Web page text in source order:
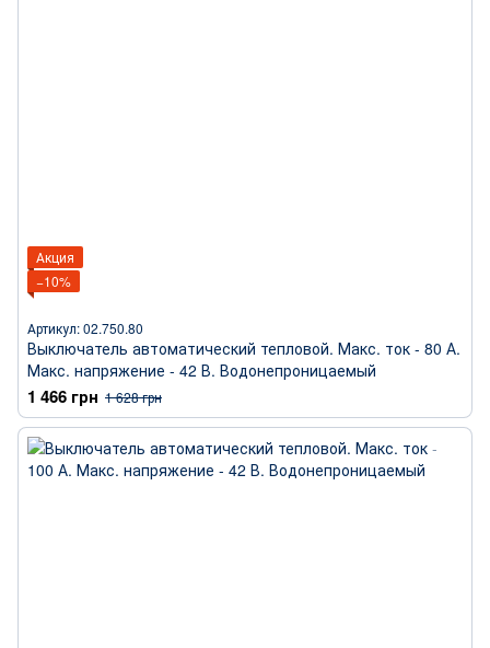
Акция
−10%
Артикул: 02.750.80
Выключатель автоматический тепловой. Макс. ток - 80 А.
Макс. напряжение - 42 В. Водонепроницаемый
1 466 грн 1 628 грн